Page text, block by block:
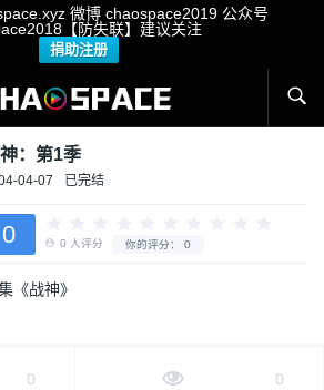
微博 chaospace2019 公众号
【防失联】建议关注
捐助注册
：第1季
04-07 已完结
0
《战神》
0 0